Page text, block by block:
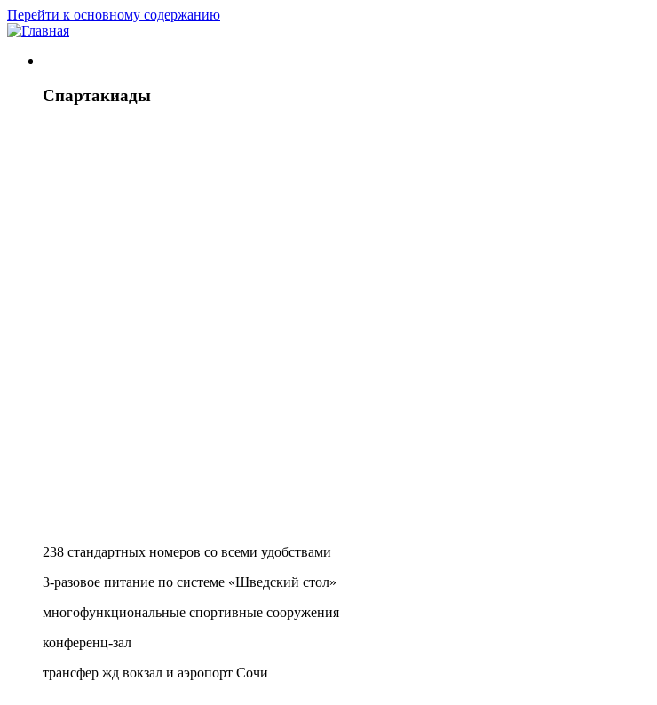
Перейти к основному содержанию
Спартакиады
238 стандартных номеров со всеми удобствами
3-разовое питание по системе «Шведский стол»
многофункциональные спортивные сооружения
конференц-зал
трансфер жд вокзал и аэропорт Сочи